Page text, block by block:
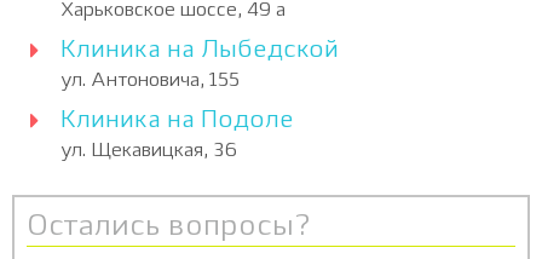
Харьковское шоссе, 49 а
Клиника на Лыбедской
ул. Антоновича, 155
Клиника на Подоле
ул. Щекавицкая, 36
Остались вопросы?